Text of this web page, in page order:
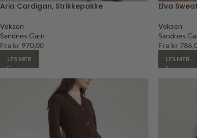
Aria Cardigan, Strikkepakke
Voksen
Sandnes Garn
Fra kr 970,00
LES MER
Elva
Voksen
Sandnes
Fra kr
LES MER